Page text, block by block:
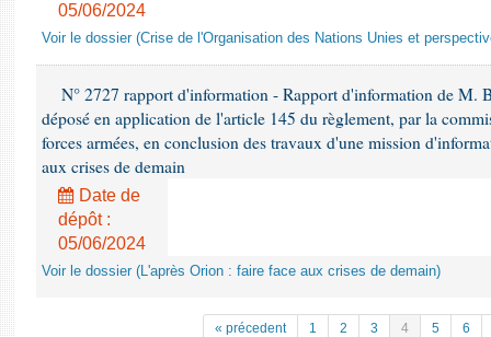
05/06/2024
Voir le dossier (Crise de l'Organisation des Nations Unies et
N° 2727 rapport d'information - Rapport d'information de M.
déposé en application de l'article 145 du règlement, par la
forces armées, en conclusion des travaux d'une mission
aux crises de demain
Date de
dépôt :
05/06/2024
Voir le dossier (L'après Orion : faire face aux crises de demain)
« précedent 1 2 3 4 5 6